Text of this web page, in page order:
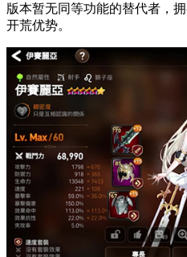
版本暂无同等功能的替代者，
开荒优势。